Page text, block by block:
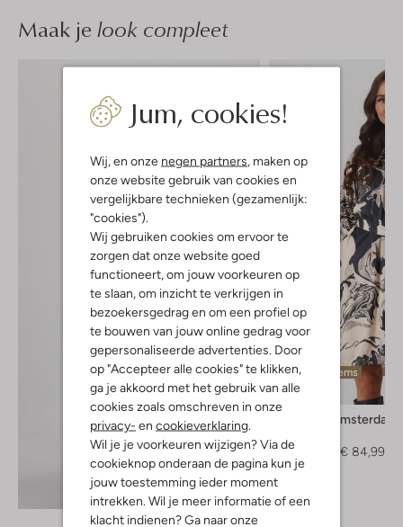
Jum, cookies!
Wij, en onze negen partners , maken op
onze website gebruik van cookies en
vergelijkbare technieken (gezamenlijk:
"cookies").
Wij gebruiken cookies om ervoor te
zorgen dat onze website goed
functioneert, om jouw voorkeuren op
te slaan, om inzicht te verkrijgen in
bezoekersgedrag en om een profiel op
te bouwen van jouw online gedrag voor
gepersonaliseerde advertenties. Door
op "Accepteer alle cookies" te klikken,
ga je akkoord met het gebruik van alle
cookies zoals omschreven in onze
privacy- en cookieverklaring
Wil je je voorkeuren wijzigen? Via de
cookieknop onderaan de pagina kun je
jouw toestemming ieder moment
intrekken. Wil je meer informatie of een
klacht indienen? Ga naar onze
Maak je look compleet
Ontdek de look
Laatste items
-50%
Jansen Amsterdam
€ 169,95
€ 84,99